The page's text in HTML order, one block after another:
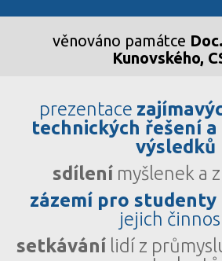
věnováno památce
Kunovského,
prezentace
technických řešení
výsledků
sdílenímyšlenek a
zázemí pro studenty
jejich
setkávánílidí z